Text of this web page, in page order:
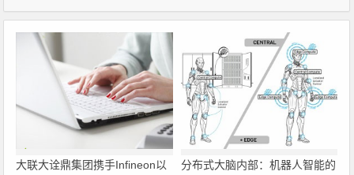
大联大诠鼎集团携手Infineon以
分布式大脑内部：机器人智能的